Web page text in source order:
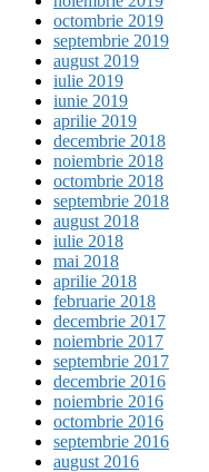
octombrie 2019
septembrie 2019
august 2019
iulie 2019
iunie 2019
aprilie 2019
decembrie 2018
noiembrie 2018
octombrie 2018
septembrie 2018
august 2018
iulie 2018
mai 2018
aprilie 2018
februarie 2018
decembrie 2017
noiembrie 2017
septembrie 2017
decembrie 2016
noiembrie 2016
octombrie 2016
septembrie 2016
august 2016